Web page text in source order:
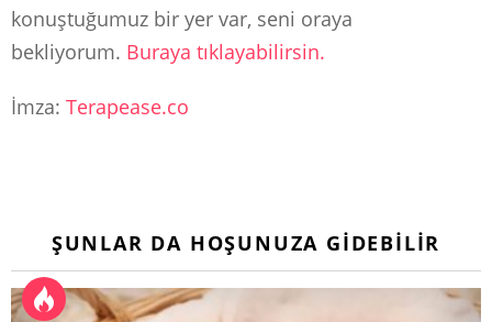
konuştuğumuz bir yer var, seni oraya
bekliyorum. Buraya tıklayabilirsin.
İmza: Terapease.co
ŞUNLAR DA HOŞUNUZA GIDEBILIR